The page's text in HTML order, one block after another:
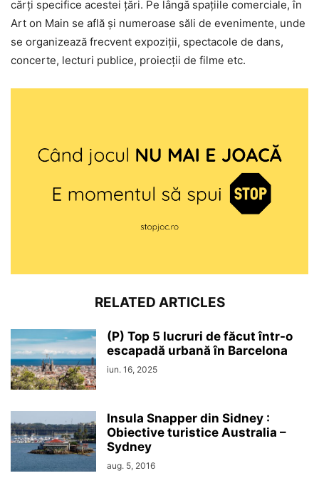
cărţi specifice acestei ţări. Pe lângă spaţiile comerciale, în
Art on Main se află şi numeroase săli de evenimente, unde
se organizează frecvent expoziţii, spectacole de dans,
concerte, lecturi publice, proiecţii de filme etc.
RELATED ARTICLES
(P) Top 5 lucruri de făcut într-o
escapadă urbană în Barcelona
iun. 16, 2025
Insula Snapper din Sidney :
Obiective turistice Australia –
Sydney
aug. 5, 2016